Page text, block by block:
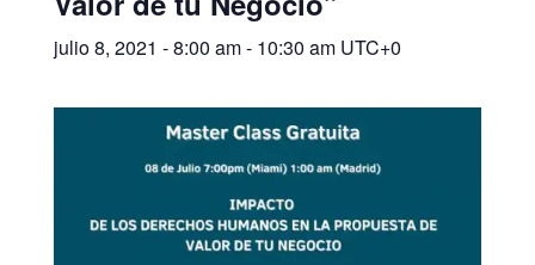
julio 8, 2021 - 8:00 am- 10:30 am UTC+0